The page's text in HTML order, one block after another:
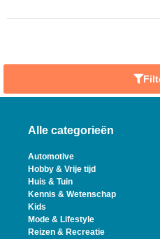
Alle categorieën
Automotive
Hobby & Vrije tijd
Huis & Tuin
Kennis & Wetenschap
Kids
Mode & Lifestyle
Reizen & Recreatie